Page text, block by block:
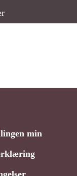
min